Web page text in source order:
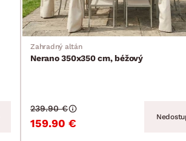
Zahradný altán
Nerano 350x350 cm, béžový
159.90 €
239.90 €